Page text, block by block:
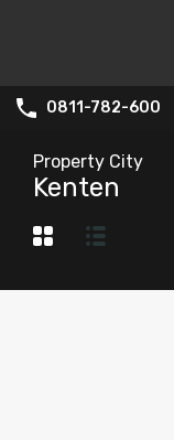
0811-782-600
Property City
Kenten